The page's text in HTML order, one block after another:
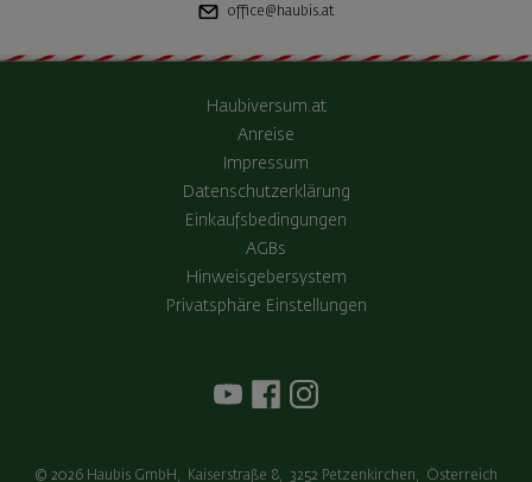
office@haubis.at
Haubiversum.at
Anreise
Impressum
Datenschutzerklärung
Einkaufsbedingungen
AGBs
Hinweisgebersystem
Privatsphäre Einstellungen
© 2026 Haubis GmbH , Kaiserstraße 8, 3252 Petzenkirchen, Österreich